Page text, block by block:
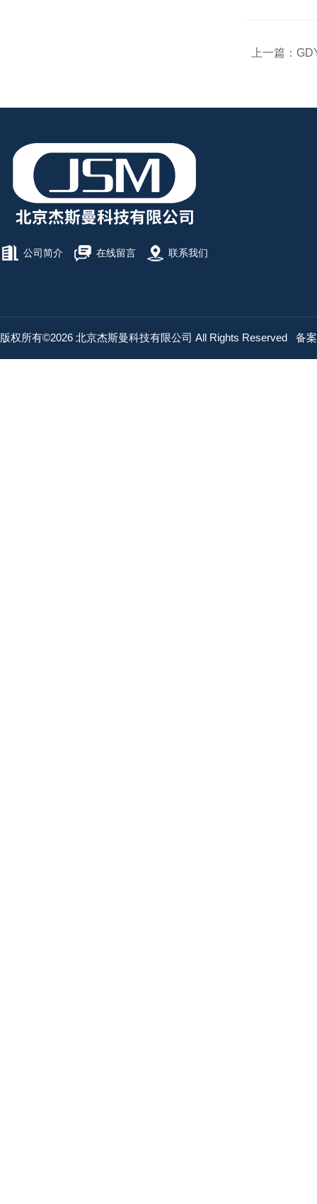
上一篇：
公司简介 在线留言 联系我们
版权所有©2026 北京杰斯曼科技有限公司 All Rights Reserved 备